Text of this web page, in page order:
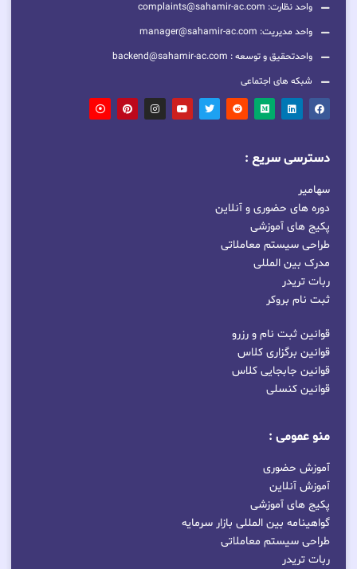
واحد نظارت: complaints@sahamir-ac.com
واحد مدیریت: manager@sahamir-ac.com
واحدتحقیق و توسعه : backend@sahamir-ac.com
شبکه های اجتماعی
دسترسی سریع :
سهامیر
دوره های حضوری و آنلاین
پکیج های آموزشی
طراحی سیستم معاملاتی
مدرک بین المللی
ربات تریدر
ثبت نام بروکر
قوانین ثبت نام و رزرو
قوانین برگزاری کلاس
قوانین جابجایی کلاس
قوانین کنسلی
منو عمومی :
آموزش حضوری
آموزش آنلاین
پکیج های آموزشی
گواهینامه بین المللی بازار سرمایه
طراحی سیستم معاملاتی
ربات تریدر